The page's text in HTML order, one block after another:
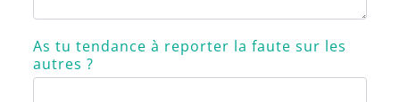
As tu tendance à reporter la faute sur les
autres ?